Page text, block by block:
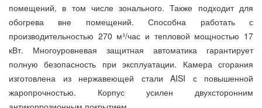
помещений, в том числе зонального. Также подходит для
обогрева вне помещений. Способна работать с
производительностью 270 м³/час и тепловой мощностью 17
кВт. Многоуровневая защитная автоматика гарантирует
полную безопасность при эксплуатации. Камера сгорания
изготовлена из нержавеющей стали AISI с повышенной
жаропрочностью. Корпус усилен двухсторонним